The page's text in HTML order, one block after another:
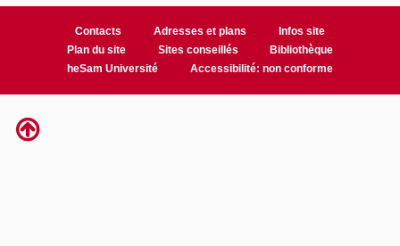
Contacts Adresses et plans
Infos site
Plan du site
Sites conseillés
Bibliothèque
heSam Université
Accessibilité: non conforme